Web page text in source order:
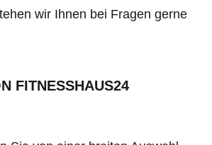
wir Ihnen bei Fragen gerne
FITNESSHAUS24